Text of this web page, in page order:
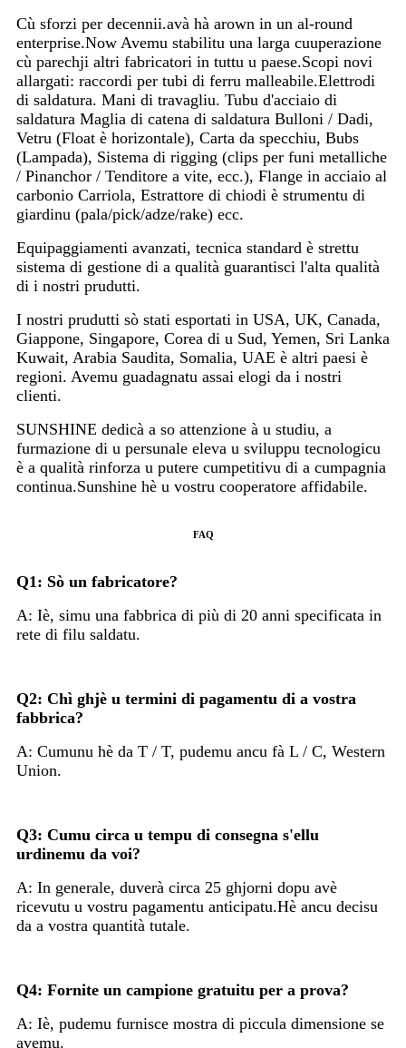
Cù sforzi per decennii.avà hà arown in un al-round
enterprise.Now Avemu stabilitu una larga cuuperazione
cù parechji altri fabricatori in tuttu u paese.Scopi novi
allargati: raccordi per tubi di ferru malleabile.Elettrodi
di saldatura. Mani di travagliu. Tubu d'acciaio di
saldatura Maglia di catena di saldatura Bulloni / Dadi,
Vetru (Float è horizontale), Carta da specchiu, Bubs
(Lampada), Sistema di rigging (clips per funi metalliche
/ Pinanchor / Tenditore a vite, ecc.), Flange in acciaio al
carbonio Carriola, Estrattore di chiodi è strumentu di
giardinu (pala/pick/adze/rake) ecc.
Equipaggiamenti avanzati, tecnica standard è strettu
sistema di gestione di a qualità guarantisci l'alta qualità
di i nostri prudutti.
I nostri prudutti sò stati esportati in USA, UK, Canada,
Giappone, Singapore, Corea di u Sud, Yemen, Sri Lanka
Kuwait, Arabia Saudita, Somalia, UAE è altri paesi è
regioni. Avemu guadagnatu assai elogi da i nostri
clienti.
SUNSHINE dedicà a so attenzione à u studiu, a
furmazione di u persunale eleva u sviluppu tecnologicu
è a qualità rinforza u putere cumpetitivu di a cumpagnia
continua.Sunshine hè u vostru cooperatore affidabile.
FAQ
Q1: Sò un fabricatore?
A: Iè, simu una fabbrica di più di 20 anni specificata in
rete di filu saldatu.
Q2: Chì ghjè u termini di pagamentu di a vostra
fabbrica?
A: Cumunu hè da T / T, pudemu ancu fà L / C, Western
Union.
Q3: Cumu circa u tempu di consegna s'ellu
urdinemu da voi?
A: In generale, duverà circa 25 ghjorni dopu avè
ricevutu u vostru pagamentu anticipatu.Hè ancu decisu
da a vostra quantità tutale.
Q4: Fornite un campione gratuitu per a prova?
A: Iè, pudemu furnisce mostra di piccula dimensione se
avemu.